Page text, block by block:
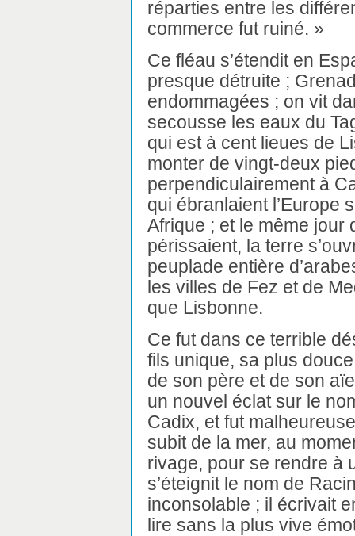
réparties entre les
commerce fut ruiné. »
Ce fléau s’étendit en
presque détruite ;
endommagées ; on vit
secousse les eaux du
qui est à cent lieues de
monter de vingt-deux
perpendiculairement à
qui ébranlaient l’Europe
Afrique ; et le même jour
périssaient, la terre
peuplade entière
les villes de Fez et de
que Lisbonne.
Ce fut dans ce terrible
fils unique, sa plus
de son père et de son
un nouvel éclat sur le
Cadix, et fut
subit de la mer, au
rivage, pour se rendre à
s’éteignit le nom de
inconsolable ; il écrivait
lire sans la plus vive